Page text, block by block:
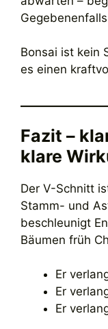
Bonsai ist kein
es einen
Fazit –
klare
Der V-Schnitt
Stamm- und
beschleunigt
Bäumen früh
Er
Er
Er